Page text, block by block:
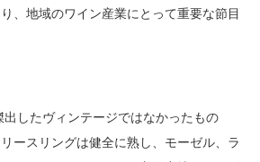
、地域のワイン産業にとって重要な節目
したヴィンテージではなかったもの
ースリングは健全に熟し、モーゼル、ラ